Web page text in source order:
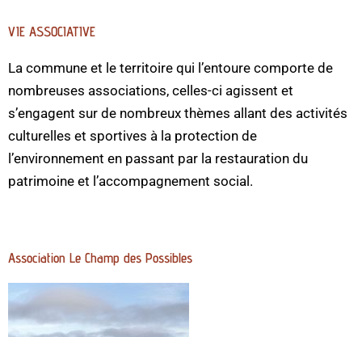
VIE ASSOCIATIVE
La commune et le territoire qui l’entoure comporte de
nombreuses associations, celles-ci agissent et
s’engagent sur de nombreux thèmes allant des activités
culturelles et sportives à la protection de
l’environnement en passant par la restauration du
patrimoine et l’accompagnement social.
Association Le Champ des Possibles